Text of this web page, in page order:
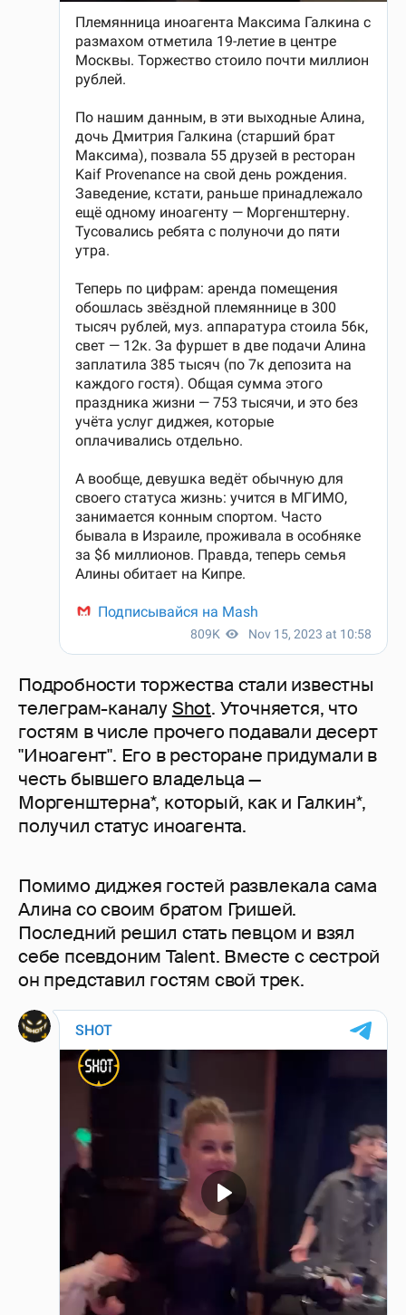
Подробности торжества стали известны
телеграм-каналуShot. Уточняется, что
гостям в числе прочего подавали десерт
"Иноагент". Его в ресторане придумали в
честь бывшего владельца —
Моргенштерна*, который, как и Галкин*,
получил статус иноагента.
Помимо диджея гостей развлекала сама
Алина со своим братом Гришей.
Последний решил стать певцом и взял
себе псевдоним Talent. Вместе с сестрой
он представил гостям свой трек.